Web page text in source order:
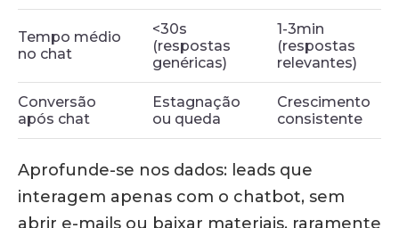
Tempo médio
no chat
<30s
(respostas
genéricas)
1-3min
(respostas
relevantes)
Conversão
após chat
Estagnação
ou queda
Crescimento
consistente
Aprofunde-se nos dados: leads que
interagem apenas com o chatbot, sem
abrir e-mails ou baixar materiais, raramente